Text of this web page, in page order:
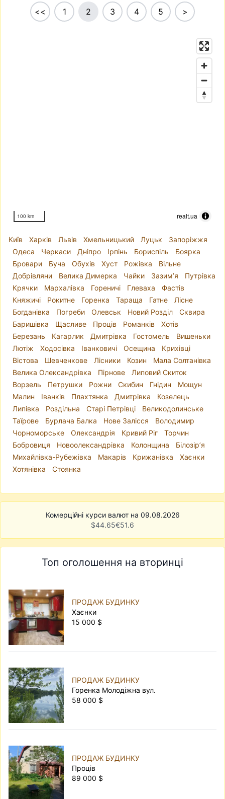
<< 1 2 3 4 5 >
100 km realt.ua
Київ Харків Львів Хмельницький Луцьк
Запоріжжя
Одеса
Черкаси Дніпро Ірпінь Бориспіль
Боярка
Бровари
Буча Обухів Хуст Рожівка
Вільне
Добрівляни
Велика Димерка Чайки Зазим’я
Путрівка
Крячки
Мархалівка Гореничі Глеваха
Фастів
Княжичі
Рокитне Горенка Тараща Гатне
Лісне
Богданівка
Погреби Олевськ Новий Розділ
Сквира
Баришівка
Щасливе Проців Романків
Хотів
Березань
Кагарлик Дмитрівка Гостомель
Вишеньки
Лютіж
Ходосівка Іванковичі Осещина
Крихівці
Вістова
Шевченкове Лісники Козин
Мала Солтанівка
Велика Олександрівка
Пірнове
Липовий Скиток
Ворзель
Петрушки Рожни Скибин Гнідин
Мощун
Малин
Іванків Плахтянка Дмитрівка
Козелець
Липівка
Роздільна Старі Петрівці
Великодолинське
Таїрове
Бурлача Балка Нове Залісся
Володимир
Чорноморське
Олександрія Кривий Ріг
Торчин
Бобровиця
Новоолександрівка Колонщина
Білозір’я
Михайлівка-Рубежівка
Макарів Крижанівка
Хаєнки
Хотянівка
Стоянка
Комерційні курси валют на 09.08.2026
$44.65€51.6
Топ оголошення на вторинці
ПРОДАЖ БУДИНКУ
Хаєнки
15 000 $
ПРОДАЖ БУДИНКУ
Горенка Молодіжна вул.
58 000 $
ПРОДАЖ БУДИНКУ
Проців
89 000 $